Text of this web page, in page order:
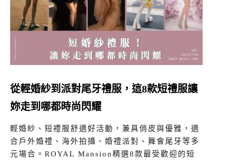
從輕婚紗到派對尾牙禮服，這8款短禮服讓
妳走到哪都時尚閃耀
輕婚紗、短禮服舒適好活動，兼具俏皮與優雅，適
合戶外婚禮、海外拍攝、婚禮派對、舞會尾牙等多
元場合。ROYAL Mansion精選8款最受歡迎的短